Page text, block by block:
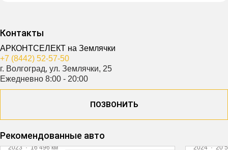
Контакты
АРКОНТСЕЛЕКТ на Землячки
+7 (8442) 52-57-50
г. Волгоград, ул. Землячки, 25
Ежедневно 8:00 - 20:00
ПОЗВОНИТЬ
Рекомендованные авто
2023·16 496 км 2024·20